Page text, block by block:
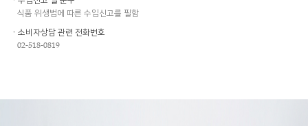
식품 위생법에 따른 수입신고를 필함
ㆍ소비자상담 관련 전화번호
02-518-0819